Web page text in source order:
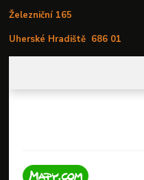
Železniční 165
Uherské Hradiště 686 01